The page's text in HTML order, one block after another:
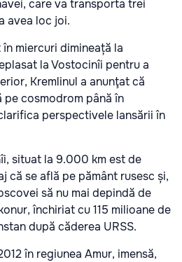
care va transporta trei
avea loc joi.
miercuri dimineață la
la Vostocinîi pentru a
Kremlinul a anunţat că
pe cosmodrom până în
perspectivele lansării în
situat la 9.000 km est de
că se află pe pământ rusesc și,
să nu mai depindă de
închiriat cu 115 milioane de
după căderea URSS.
în regiunea Amur, imensă,